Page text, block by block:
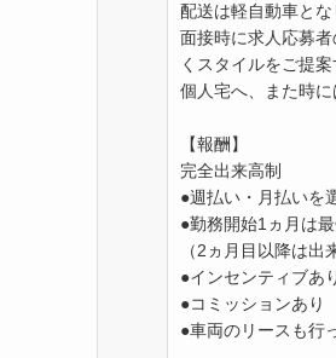
配送は軽自動車とな
面接時に求人応募
くスタイルをご提
個人宅へ、また時
【報酬】
完全出来高制
●週払い・月払いを
●勤務開始1ヵ月は
（2ヵ月目以降は出
●インセンティブあ
●コミッションあり
●車両のリースも行